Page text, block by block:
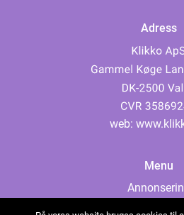
Adress
web:
Menu